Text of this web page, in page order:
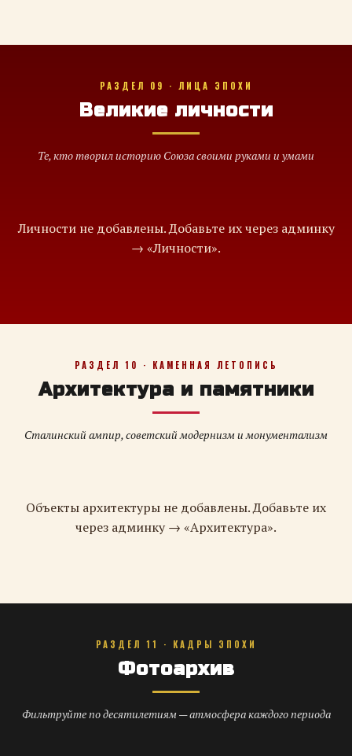
РАЗДЕЛ 09 · ЛИЦА ЭПОХИ
Великие личности
Те, кто творил историю Союза своими руками и умами
Личности не добавлены. Добавьте их через админку
→ «Личности».
РАЗДЕЛ 10 · КАМЕННАЯ ЛЕТОПИСЬ
Архитектура и памятники
Сталинский ампир, советский модернизм и монументализм
Объекты архитектуры не добавлены. Добавьте их
через админку → «Архитектура».
РАЗДЕЛ 11 · КАДРЫ ЭПОХИ
Фотоархив
Фильтруйте по десятилетиям — атмосфера каждого периода